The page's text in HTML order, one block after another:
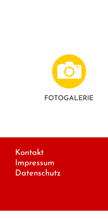
FOTO­GALERIE
Kontakt
Impressum
Datenschutz